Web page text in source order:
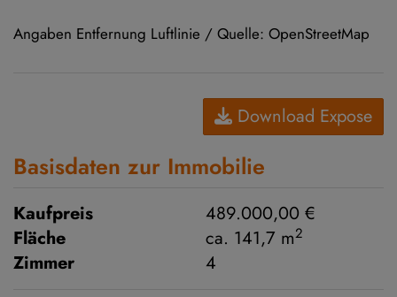
Angaben Entfernung Luftlinie / Quelle: OpenStreetMap
Download Expose
Basisdaten zur Immobilie
Kaufpreis
489.000,00 €
Fläche
ca. 141,7 m2
Zimmer 4